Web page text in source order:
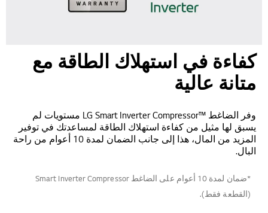
كفاءة في استهلاك الطاقة مع
متانة عالية
وفر الضاغط LG Smart Inverter Compressor™‎ مستويات لم
يسبق لها مثيل من كفاءة استهلاك الطاقة لمساعدتك في توفير
المزيد من المال، هذا إلى جانب الضمان لمدة 10 أعوام من راحة
البال.
*ضمان لمدة 10 أعوام على الضاغط Smart Inverter Compressor
(القطعة فقط).